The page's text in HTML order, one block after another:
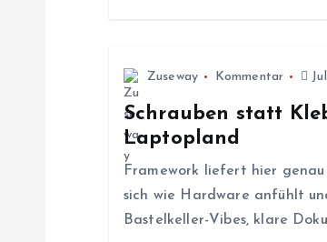
Zuseway Kommentar
Schrauben statt
Laptopland
Framework liefert hier
sich wie Hardware anfühlt
Bastelkeller-Vibes, klare